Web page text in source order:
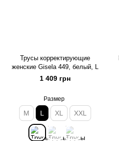
Трусы корректирующие
женские Gisela 449, белый, L
1 409 грн
Размер
M L XL XXL